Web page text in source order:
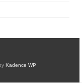
Kadence WP